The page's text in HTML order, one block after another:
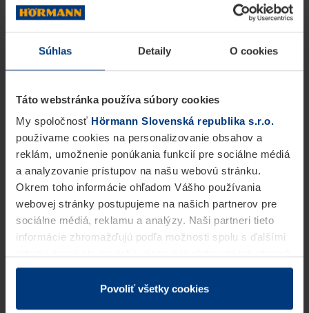
Súhlas Detaily O cookies
Táto webstránka používa súbory cookies
My spoločnosť Hörmann Slovenská republika s.r.o.
používame cookies na personalizovanie obsahov a
reklám, umožnenie ponúkania funkcií pre sociálne médiá
a analyzovanie prístupov na našu webovú stránku.
Okrem toho informácie ohľadom Vášho používania
webovej stránky postupujeme na našich partnerov pre
sociálne médiá, reklamu a analýzy. Naši partneri tieto
informácie zhromažďujú podľa možnosti spolu s ďalšími
v rámci Vášho využívania služieb.
Z právneho hľadiska môžeme cookies ukladať na Vašom
Povoliť všetky cookies